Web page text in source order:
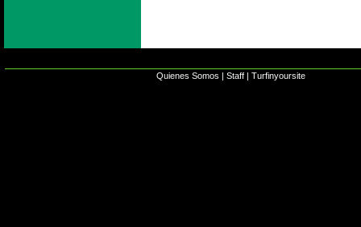
Quienes Somos | Staff | Turfinyoursite